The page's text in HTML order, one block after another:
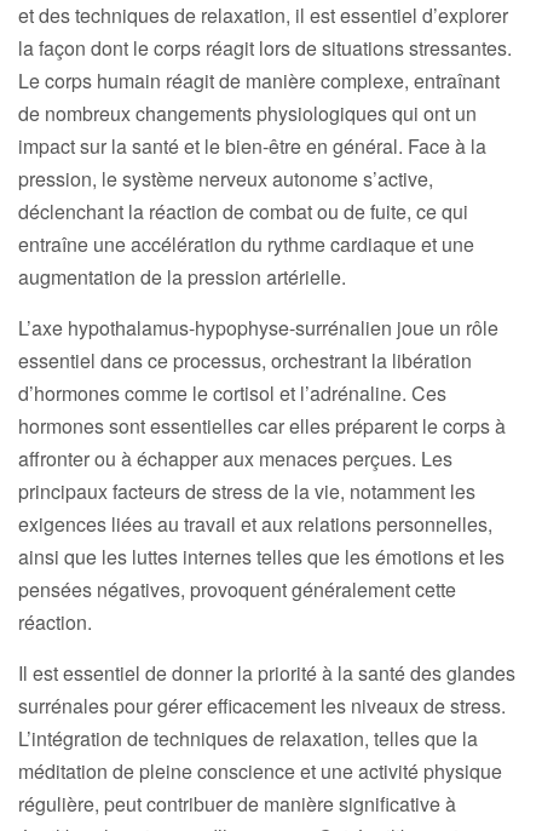
et des techniques de relaxation, il est essentiel d’explorer
la façon dont le corps réagit lors de situations stressantes.
Le corps humain réagit de manière complexe, entraînant
de nombreux changements physiologiques qui ont un
impact sur la santé et le bien-être en général. Face à la
pression, le système nerveux autonome s’active,
déclenchant la réaction de combat ou de fuite, ce qui
entraîne une accélération du rythme cardiaque et une
augmentation de la pression artérielle.
L’axe hypothalamus-hypophyse-surrénalien joue un rôle
essentiel dans ce processus, orchestrant la libération
d’hormones comme le cortisol et l’adrénaline. Ces
hormones sont essentielles car elles préparent le corps à
affronter ou à échapper aux menaces perçues. Les
principaux facteurs de stress de la vie, notamment les
exigences liées au travail et aux relations personnelles,
ainsi que les luttes internes telles que les émotions et les
pensées négatives, provoquent généralement cette
réaction.
Il est essentiel de donner la priorité à la santé des glandes
surrénales pour gérer efficacement les niveaux de stress.
L’intégration de techniques de relaxation, telles que la
méditation de pleine conscience et une activité physique
régulière, peut contribuer de manière significative à